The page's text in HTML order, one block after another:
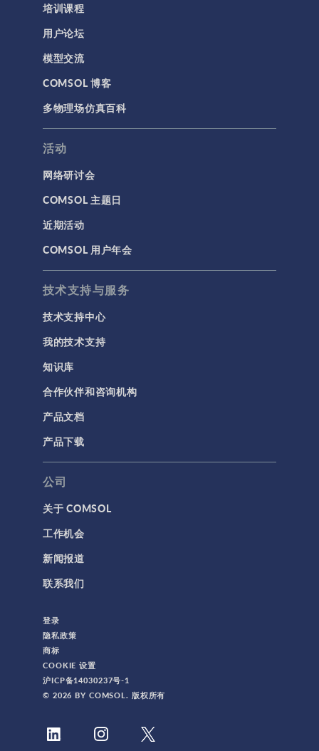
培训课程
用户论坛
模型交流
COMSOL 博客
多物理场仿真百科
活动
网络研讨会
COMSOL 主题日
近期活动
COMSOL 用户年会
技术支持与服务
技术支持中心
我的技术支持
知识库
合作伙伴和咨询机构
产品文档
产品下载
公司
关于 COMSOL
工作机会
新闻报道
联系我们
登录
隐私政策
商标
COOKIE 设置
沪ICP备14030237号-1
© 2026 BY COMSOL. 版权所有